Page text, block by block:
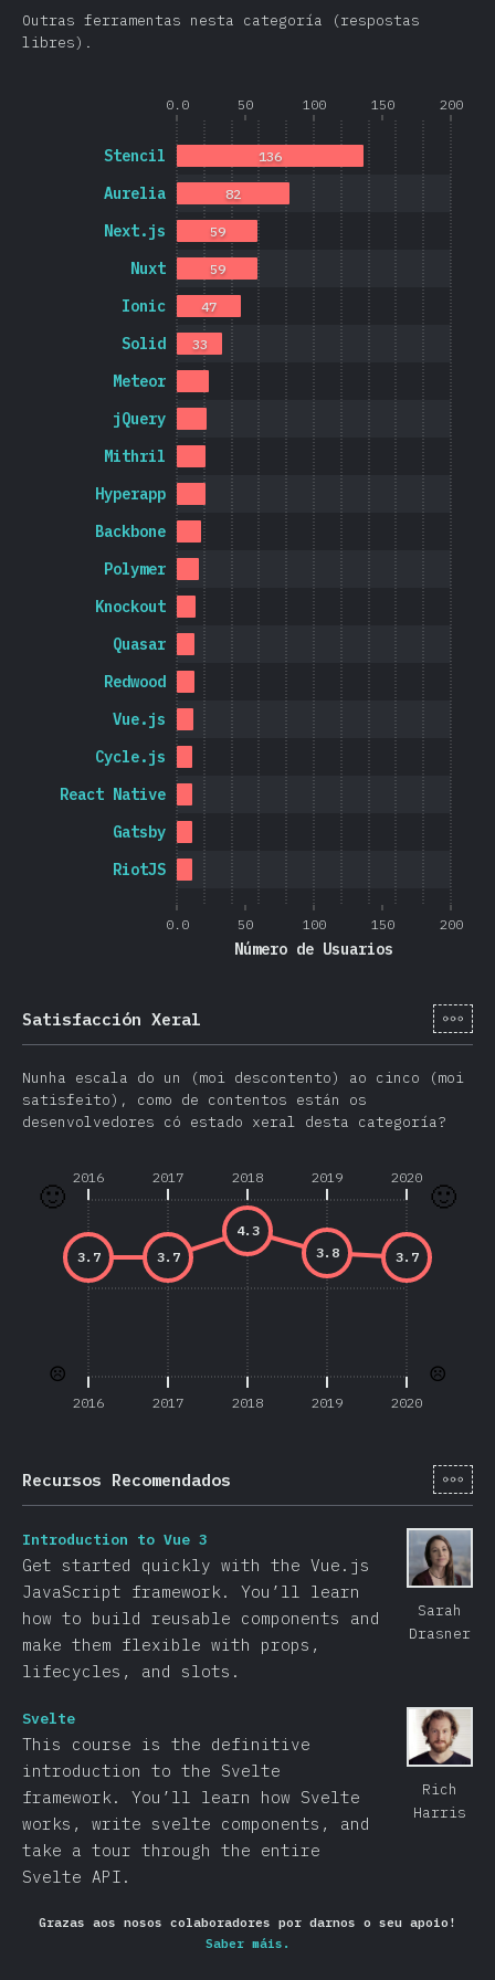
Outras ferramentas nesta categoría (respostas
libres).
0.0 50 100 150 200
0.0 50 100 150 200
Número de Usuarios
RiotJS
Gatsby
React Native
Cycle.js
Vue.js
Redwood
Quasar
Knockout
Polymer
Backbone
Hyperapp
Mithril
jQuery
Meteor
Solid
Ionic
Nuxt
Next.js
Aurelia
Stencil
33
47
59
59
82
136
Satisfacción Xeral [gl-
Nunha escala do un (moi descontento) ao cinco (moi
satisfeito), como de contentos están os
desenvolvedores có estado xeral desta categoría?
2016 2017 2018 2019 2020
☹️
🙂
2016 2017 2018 2019 2020
☹️
🙂
3.7
3.8
4.3
3.7
3.7
Recursos Recomendados [gl-
Sarah
Drasner
Introduction to Vue 3
Get started quickly with the Vue.js
JavaScript framework. You’ll learn
how to build reusable components and
make them flexible with props,
lifecycles, and slots.
Rich
Harris
Svelte
This course is the definitive
introduction to the Svelte
framework. You’ll learn how Svelte
works, write svelte components, and
take a tour through the entire
Svelte API.
Grazas aos nosos colaboradores por darnos o seu apoio!
Saber máis.